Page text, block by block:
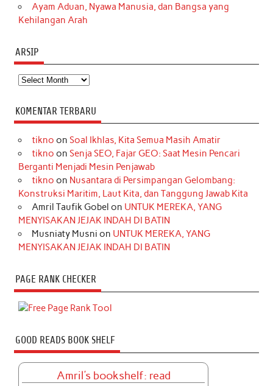
Ayam Aduan, Nyawa Manusia, dan Bangsa yang
Kehilangan Arah
ARSIP
Arsip
KOMENTAR TERBARU
tikno on Soal Ikhlas, Kita Semua Masih Amatir
tikno on Senja SEO, Fajar GEO: Saat Mesin Pencari
Berganti Menjadi Mesin Penjawab
tikno on Nusantara di Persimpangan Gelombang:
Konstruksi Maritim, Laut Kita, dan Tanggung Jawab Kita
Amril Taufik Gobel on UNTUK MEREKA, YANG
MENYISAKAN JEJAK INDAH DI BATIN
Musniaty Musni on UNTUK MEREKA, YANG
MENYISAKAN JEJAK INDAH DI BATIN
PAGE RANK CHECKER
GOOD READS BOOK SHELF
Amril's bookshelf: read